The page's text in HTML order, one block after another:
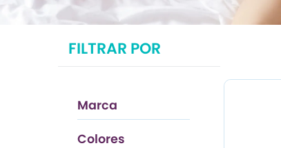
TRENDY
FILTRAR POR
Marca
ESENCIAL
Colores